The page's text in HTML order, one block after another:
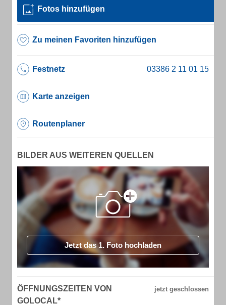
Fotos hinzufügen
Zu meinen Favoriten hinzufügen
Festnetz
Karte anzeigen
Routenplaner
BILDER AUS WEITEREN QUELLEN
Jetzt das 1. Foto hochladen
ÖFFNUNGSZEITEN VON
GOLOCAL*